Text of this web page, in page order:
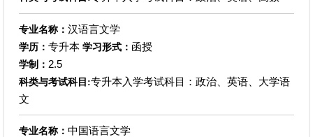
专业名称： 汉语言文学
学历： 专升本 学习形式： 函授
学制： 2.5
科类与考试科目:专升本入学考试科目：政治、英语、大学语
文
专业名称： 中国语言文学